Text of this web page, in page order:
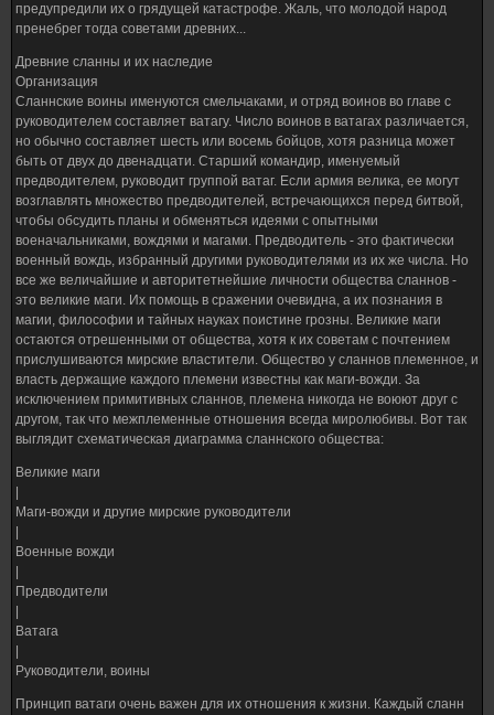
предупредили их о грядущей катастрофе. Жаль, что молодой народ
пренебрег тогда советами древних...
Древние сланны и их наследие
Организация
Сланнские воины именуются смельчаками, и отряд воинов во главе с
руководителем составляет ватагу. Число воинов в ватагах различается,
но обычно составляет шесть или восемь бойцов, хотя разница может
быть от двух до двенадцати. Старший командир, именуемый
предводителем, руководит группой ватаг. Если армия велика, ее могут
возглавлять множество предводителей, встречающихся перед битвой,
чтобы обсудить планы и обменяться идеями с опытными
военачальниками, вождями и магами. Предводитель - это фактически
военный вождь, избранный другими руководителями из их же числа. Но
все же величайшие и авторитетнейшие личности общества сланнов -
это великие маги. Их помощь в сражении очевидна, а их познания в
магии, философии и тайных науках поистине грозны. Великие маги
остаются отрешенными от общества, хотя к их советам с почтением
прислушиваются мирские властители. Общество у сланнов племенное, и
власть держащие каждого племени известны как маги-вожди. За
исключением примитивных сланнов, племена никогда не воюют друг с
другом, так что межплеменные отношения всегда миролюбивы. Вот так
выглядит схематическая диаграмма сланнского общества:
Великие маги
Маги-вожди и другие мирские руководители
Военные вожди
Предводители
Ватага
Руководители, воины
Принцип ватаги очень важен для их отношения к жизни. Каждый сланн